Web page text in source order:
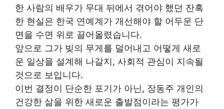
한 사람의 배우가 무대 뒤에서 겪어야 했던 잔혹
한 현실은 한국 연예계가 개선해야 할 어두운 단
면을 수면 위로 끌어올렸습니다.
앞으로 그가 빚의 무게를 덜어내고 어떻게 새로
운 일상을 설계해 나갈지, 사회적 관심이 지속될
것으로 보입니다.
이번 결정이 단순한 포기가 아닌, 장동주 개인의
건강한 삶을 위한 새로운 출발점이라는 평가가